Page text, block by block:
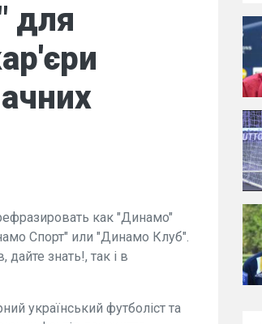
для
как "Динамo"
Спорт" или "Динамо Клуб".
знать!, так і в
український футболіст та